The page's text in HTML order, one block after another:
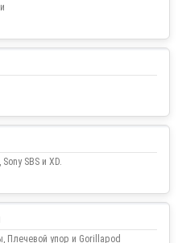
SBS и XD.
Плечевой упор и Gorillapod